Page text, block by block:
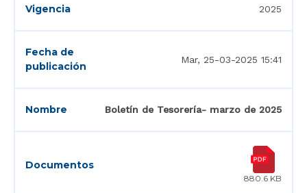
2025
Mar, 25-03-2025 15:41
Boletín de Tesorería- marzo de 2025
880.6 KB